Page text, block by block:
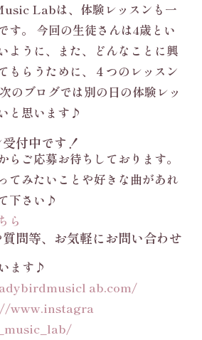
Labは、体験レッスンも一
す。 今回の生徒さんは4歳とい
ように、また、どんなことに興
もらうために、４つのレッスン
ブログでは別の日の体験レッ
と思います♪
付中です！
らご応募お待ちしております。
てみたいことや好きな曲があれ
下さい♪
ら
問等、お気軽にお問い合わせ
ます♪
ab.com/
www.instagra